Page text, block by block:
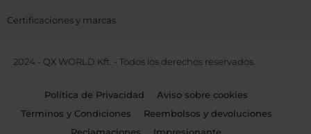
Certificaciones y marcas
2024 - QX WORLD Kft. - Todos los derechos reservados.
Política de Privacidad
Aviso sobre cookies
Términos y Condiciones
Reembolsos y devoluciones
Reclamaciones
Impresionante